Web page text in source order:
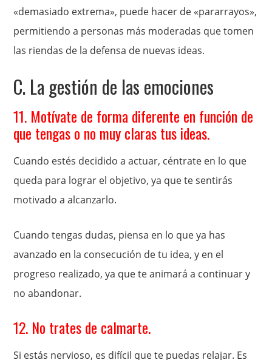
«demasiado extrema», puede hacer de «pararrayos»,
permitiendo a personas más moderadas que tomen
las riendas de la defensa de nuevas ideas.
C. La gestión de las emociones
11. Motívate de forma diferente en función de
que tengas o no muy claras tus ideas.
Cuando estés decidido a actuar, céntrate en lo que
queda para lograr el objetivo, ya que te sentirás
motivado a alcanzarlo.
Cuando tengas dudas, piensa en lo que ya has
avanzado en la consecución de tu idea, y en el
progreso realizado, ya que te animará a continuar y
no abandonar.
12. No trates de calmarte.
Si estás nervioso, es difícil que te puedas relajar. Es